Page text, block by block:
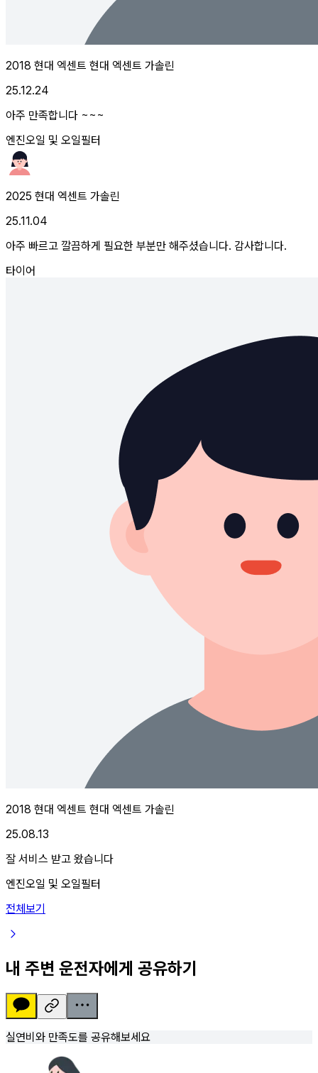
2018 현대 엑센트 현대 엑센트 가솔린
25.12.24
아주 만족합니다 ~~~
엔진오일 및 오일필터
2025 현대 엑센트 가솔린
25.11.04
아주 빠르고 깔끔하게 필요한 부분만 해주셨습니다. 감사합니다.
타이어
2018 현대 엑센트 현대 엑센트 가솔린
25.08.13
잘 서비스 받고 왔습니다
엔진오일 및 오일필터
전체보기
내 주변 운전자에게 공유하기
실연비와 만족도를 공유해보세요